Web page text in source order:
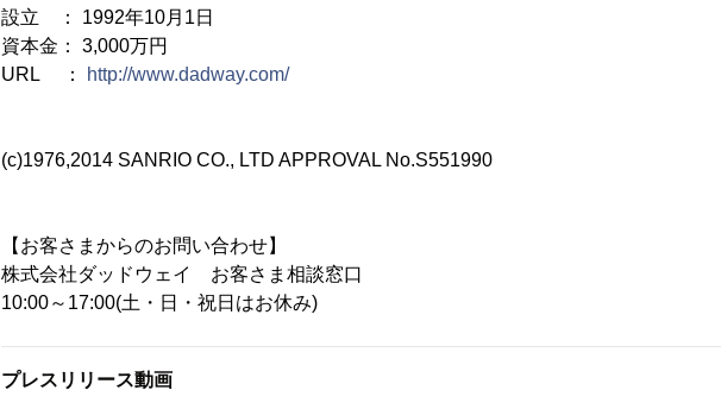
設立 ： 1992年10月1日
資本金： 3,000万円
URL ：
http://www.dadway.com/
(c)1976,2014 SANRIO CO., LTD APPROVAL No.S551990
【お客さまからのお問い合わせ】
株式会社ダッドウェイ お客さま相談窓口
10:00～17:00(土・日・祝日はお休み)
プレスリリース動画